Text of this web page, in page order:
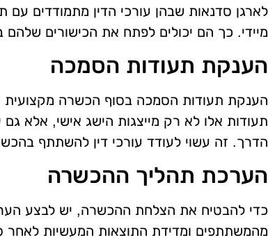
לארגן סדנאות שבהן עורכי הדין מתמודדים עם
מיידי. כך הם יכולים לפתח את הכישורים שלהם
הענקת תעודות הסמכה
הענקת תעודות הסמכה בסוף הכשרה
תעודות אלו לא רק מייצגות הישג אישי, אלא
הדרך. זה עשוי לעודד עורכי דין להשתתף
הערכת תהליך ההכשרה
כדי להבטיח את הצלחת ההכשרה, יש לבצע
מהמשתתפים ומדידת התוצאות המעשיות לאחר